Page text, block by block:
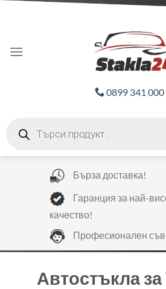
0899 341 000
search
Бърза доставка!
Гаранция за най-
качество!
Професионален
Автостъкла за